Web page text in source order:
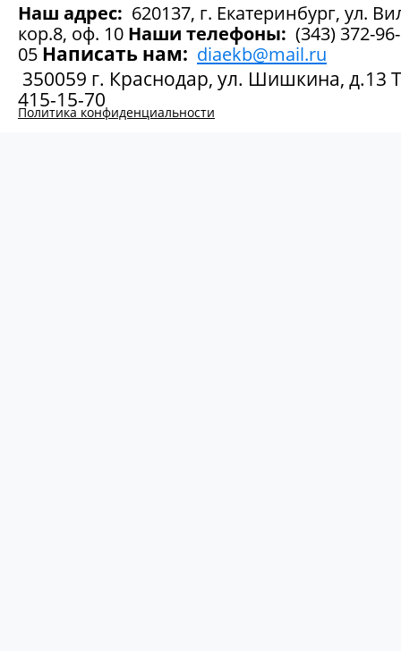
Наш адрес: 620137, г. Екатеринбург, ул.
кор.8, оф. 10 Наши телефоны: (343) 372-
05 Написать нам: diaekb@mail.ru
350059 г. Краснодар, ул. Шишкина, д.13
415-15-70
Политика конфиденциальности